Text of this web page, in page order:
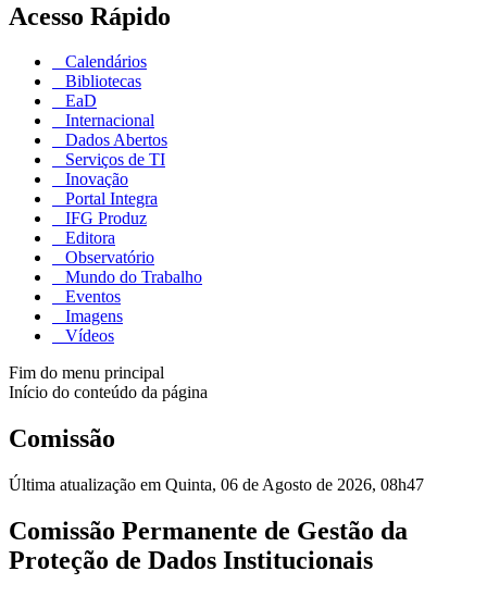
Acesso Rápido
Calendários
Bibliotecas
EaD
Internacional
Dados Abertos
Serviços de TI
Inovação
Portal Integra
IFG Produz
Editora
Observatório
Mundo do Trabalho
Eventos
Imagens
Vídeos
Fim do menu principal
Início do conteúdo da página
Comissão
Última atualização em Quinta, 06 de Agosto de 2026, 08h47
Comissão Permanente de Gestão da
Proteção de Dados Institucionais